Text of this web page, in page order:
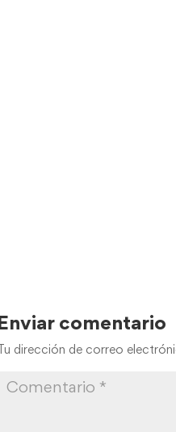
Enviar comentario
Tu dirección de correo